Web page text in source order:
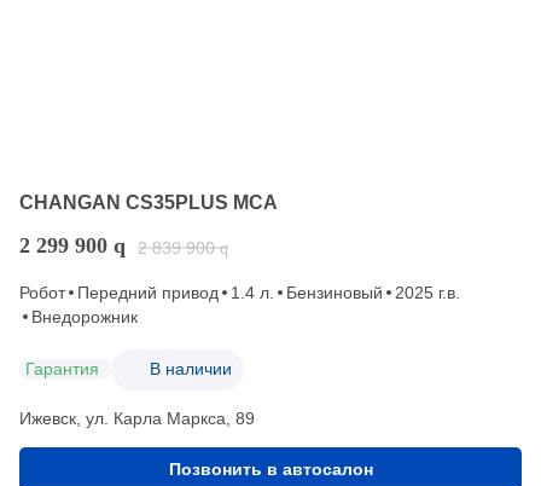
CHANGAN CS35PLUS MCA
2 299 900 q 2 839 900 q
Робот Передний привод 1.4 л. Бензиновый
2025 г.в.
Внедорожник
Гарантия В наличии
Ижевск, ул. Карла Маркса, 89
Позвонить в автосалон